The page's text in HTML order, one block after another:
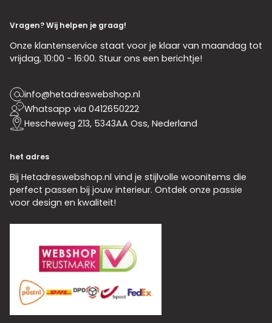
Vragen? Wij helpen je graag!
Onze klantenservice staat voor je klaar van maandag tot
vrijdag, 10:00 - 16:00. Stuur ons een berichtje!
info@hetadreswebshop.nl
Whatsapp via 0412650222
Hescheweg 213, 5343AA Oss, Nederland
het adres
Bij Hetadreswebshop.nl vind je stijlvolle woonitems die
perfect passen bij jouw interieur. Ontdek onze passie
voor design en kwaliteit!